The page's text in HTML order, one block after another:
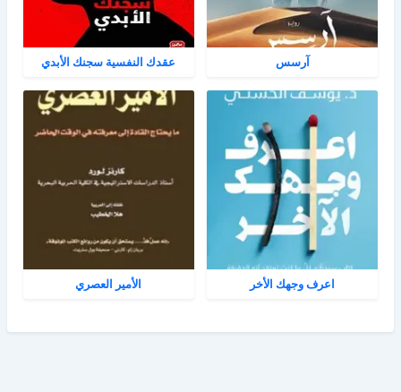
آرسس عقدك النفسية سجنك الأبدي
اعرف وجهك الأخر الأمير العصري